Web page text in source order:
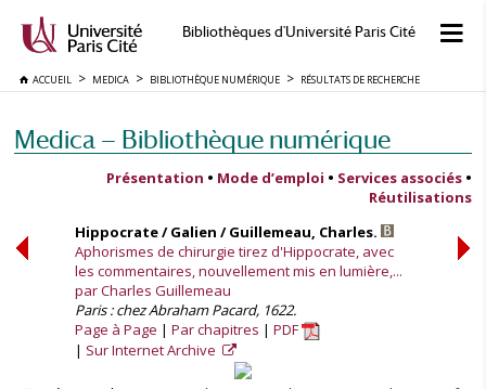
Bibliothèques d'Université Paris Cité
ACCUEIL MEDICA BIBLIOTHÈQUE NUMÉRIQUE RÉSULTATS DE RECHERCHE
Medica — Bibliothèque numérique
Présentation • Mode d’emploi • Services associés •
Réutilisations
Hippocrate / Galien / Guillemeau, Charles.
Aphorismes de chirurgie tirez d'Hippocrate, avec
les commentaires, nouvellement mis en lumière,...
par Charles Guillemeau
Paris : chez Abraham Pacard, 1622.
Page à Page
Par chapitres
PDF
Sur Internet Archive